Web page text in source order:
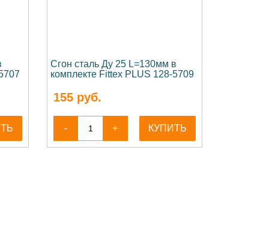
Сгон сталь Ду 25 L=130мм в
комплекте Fittex PLUS 128-5709
155руб.
- + КУПИТЬ